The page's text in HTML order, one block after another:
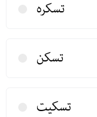
تسكره
تسكن
تسكیت